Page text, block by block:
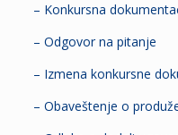
– Konkursna
– Odgovor na pitanje
– Izmena konkursne
– Obaveštenje o